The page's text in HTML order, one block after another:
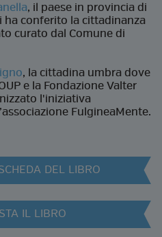
, il paese in provincia di
ha conferito la cittadinanza
curato dal Comune di
, la cittadina umbra dove
e la Fondazione Valter
l'iniziativa
FulgineaMente.
DEL LIBRO
IL LIBRO